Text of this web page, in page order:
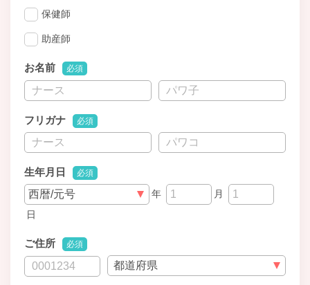
保健師
助産師
お名前 必須
フリガナ 必須
生年月日 必須
年
月
日
ご住所 必須